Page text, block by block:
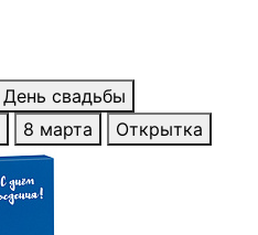
День свадьбы
8 марта Открытка